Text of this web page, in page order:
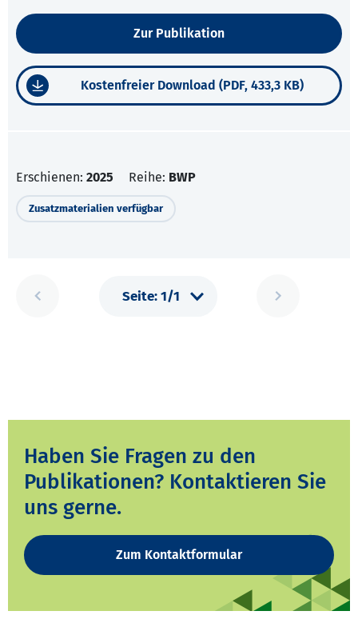
Zur Publikation
Kostenfreier Download (PDF, 433,3 KB)
Erschienen: 2025 Reihe: BWP
Zusatzmaterialien verfügbar
Haben Sie Fragen zu den
Publikationen? Kontaktieren Sie
uns gerne.
Zum Kontaktformular